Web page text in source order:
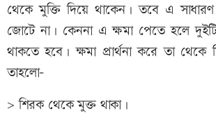
থেকে মুক্তি দিয়ে থাকেন। তবে এ সাধারণ
জোটে না। কেননা এ ক্ষমা পেতে হলে
থাকতে হবে। ক্ষমা প্রার্থনা করে তা
তাহলো-
> শিরক থেকে মুক্ত থাকা।